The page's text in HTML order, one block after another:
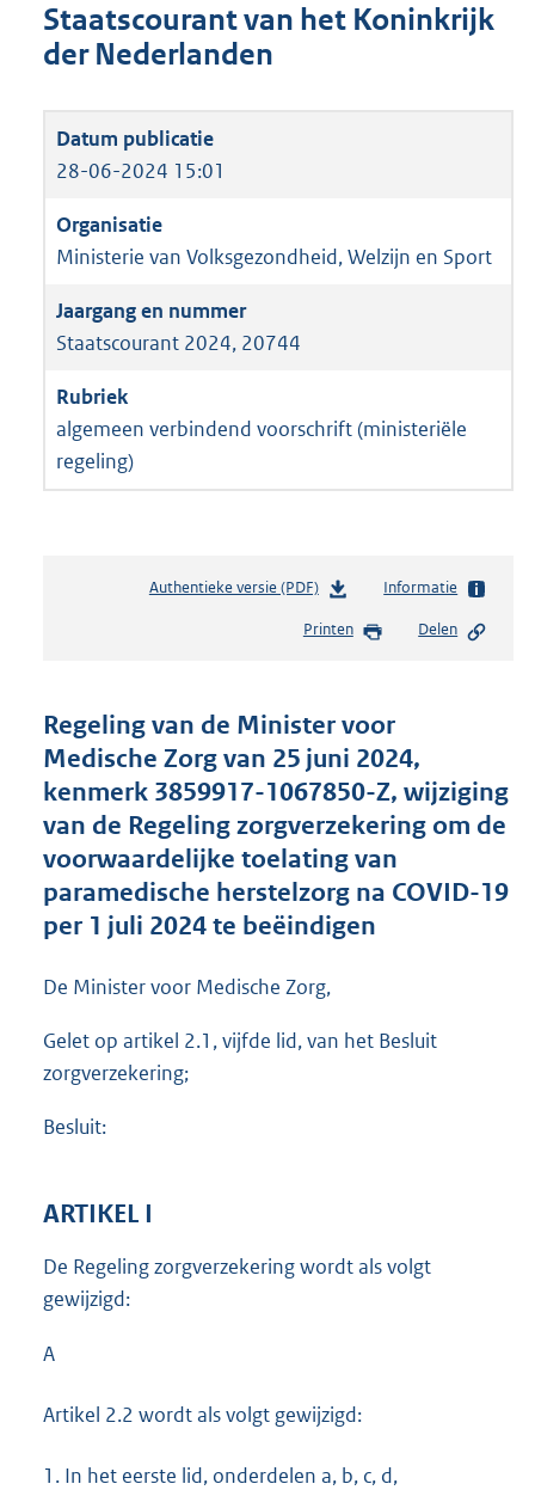
Staatscourant van het Koninkrijk
der Nederlanden
28-06-2024 15:01
Ministerie van Volksgezondheid, Welzijn en Sport
Staatscourant 2024, 20744
algemeen verbindend voorschrift (ministeriële
regeling)
Authentieke versie (PDF)b
s
d
s
g
o
o
t
t
e
3
1
Informatie
Printen Delen
Regeling van de Minister voor
Medische Zorg van 25 juni 2024,
kenmerk 3859917-1067850-Z, wijziging
van de Regeling zorgverzekering om de
voorwaardelijke toelating van
paramedische herstelzorg na COVID-19
per 1 juli 2024 te beëindigen
De Minister voor Medische Zorg,
Gelet op artikel 2.1, vijfde lid, van het Besluit
zorgverzekering;
Besluit:
ARTIKEL I
De Regeling zorgverzekering wordt als volgt
gewijzigd:
A
Artikel 2.2 wordt als volgt gewijzigd:
1. In het eerste lid, onderdelen a, b, c, d,